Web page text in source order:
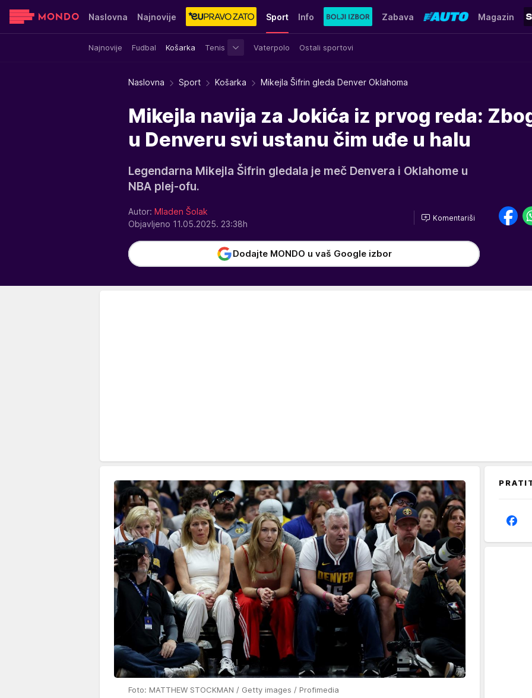
Naslovna Najnovije Sport
Najnovije Fudbal Košarka Tenis Vaterpolo Ostali sportovi
Info Zabava Magazin
Sensa Stvar ukusa Yumama
Naslovna Sport Košarka Mikejla Šifrin gleda Denver Oklahoma
Mikejla navija za Jokića iz prvog reda:
u Denveru svi ustanu čim uđe u halu
Legendarna Mikejla Šifrin gledala je meč Denvera i Oklahome u
NBA plej-ofu.
Autor: Mladen Šolak
Objavljeno 11.05.2025. 23:38h
Komentariši
Dodajte MONDO u vaš Google izbor
Foto: MATTHEW STOCKMAN / Getty images / Profimedia